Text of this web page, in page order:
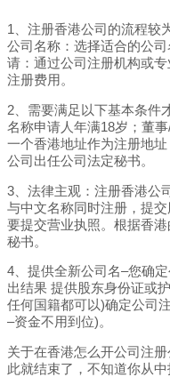
1、注册香港公司的流程较
公司名称：选择适合的公
请：通过公司注册机构或
注册费用。
2、需要满足以下基本条件
名称申请人年满18岁；董
一个香港地址作为注册地
公司出任公司法定秘书。
3、法律主观：注册香港公
与中文名称同时注册，提
要提交营业执照。根据香
秘书。
4、提供全新公司名–您确
出结果 提供股东身份证或
任何国籍都可以)确定公司
–资金不用到位)。
关于在香港怎么开公司注
此就结束了，不知道你从